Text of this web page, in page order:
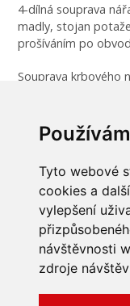
Tyto webové
cookies a
vylepšení
návštěvnosti
zdroje
4-dílná souprava
madly, stojan
prošíváním po
Souprava krbového
K doplnění setu
1, který je
INFORMACE
Obchodní
Zpracování a
osobních údajů